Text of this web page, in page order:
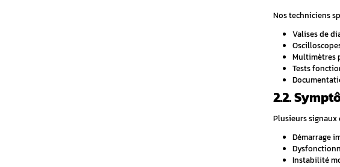
Réparation calculateur de boîte de
vitesse : diagnostic et intervention
Réparation boitier Blue and Me Fiat